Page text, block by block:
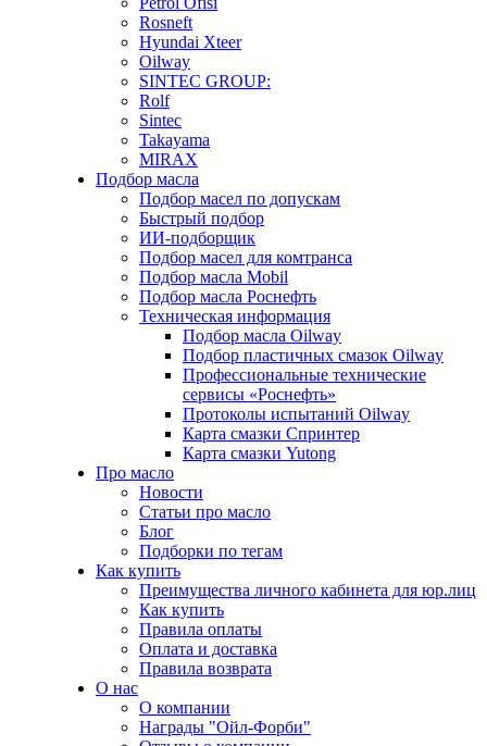
Rosneft
Hyundai Xteer
Oilway
SINTEC GROUP:
Rolf
Sintec
Takayama
MIRAX
Подбор масла
Подбор масел по допускам
Быстрый подбор
ИИ-подборщик
Подбор масел для комтранса
Подбор масла Mobil
Подбор масла Роснефть
Техническая информация
Подбор масла Oilway
Подбор пластичных смазок Oilway
Профессиональные технические
сервисы «Роснефть»
Протоколы испытаний Oilway
Карта смазки Спринтер
Карта смазки Yutong
Про масло
Новости
Статьи про масло
Блог
Подборки по тегам
Как купить
Преимущества личного кабинета для юр.лиц
Как купить
Правила оплаты
Оплата и доставка
Правила возврата
О нас
О компании
Награды "Ойл-Форби"